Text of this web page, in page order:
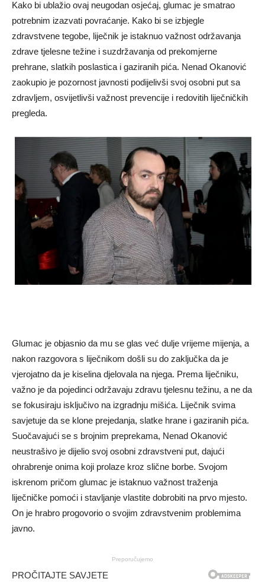
Kako bi ublažio ovaj neugodan osjećaj, glumac je smatrao
potrebnim izazvati povraćanje. Kako bi se izbjegle
zdravstvene tegobe, liječnik je istaknuo važnost održavanja
zdrave tjelesne težine i suzdržavanja od prekomjerne
prehrane, slatkih poslastica i gaziranih pića. Nenad Okanović
zaokupio je pozornost javnosti podijelivši svoj osobni put sa
zdravljem, osvijetlivši važnost prevencije i redovitih liječničkih
pregleda.
Glumac je objasnio da mu se glas već dulje vrijeme mijenja, a
nakon razgovora s liječnikom došli su do zaključka da je
vjerojatno da je kiselina djelovala na njega. Prema liječniku,
važno je da pojedinci održavaju zdravu tjelesnu težinu, a ne da
se fokusiraju isključivo na izgradnju mišića. Liječnik svima
savjetuje da se klone prejedanja, slatke hrane i gaziranih pića.
Suočavajući se s brojnim preprekama, Nenad Okanović
neustrašivo je dijelio svoj osobni zdravstveni put, dajući
ohrabrenje onima koji prolaze kroz slične borbe. Svojom
iskrenom pričom glumac je istaknuo važnost traženja
liječničke pomoći i stavljanje vlastite dobrobiti na prvo mjesto.
On je hrabro progovorio o svojim zdravstvenim problemima
javno.
Preporučujemo